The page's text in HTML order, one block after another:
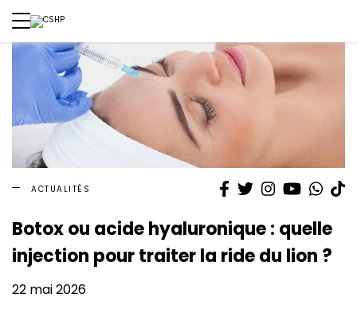
ACTUALITÉS Facebook
TwitterInstagram
YouTube
Botox ou acide hyaluronique : quelle
injection pour traiter la ride du lion ?
22 mai 2026